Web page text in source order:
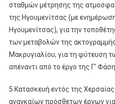
σταθμών μέτρησης της
της Ηγουμενίτσας (με
Ηγουμενίτσας), για την
των μεταβολών της
Μακρυγιαλίου, για τη φύτευση
απέναντι από το έργο της Γ’
5.Κατασκευή εντός της
αναγκαίων πρόσθετων έργων